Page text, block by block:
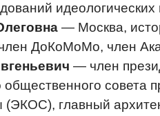
идеологических
— Москва,
ДоКоМоМо, член
— член
общественного совета
(ЭКОС), главный